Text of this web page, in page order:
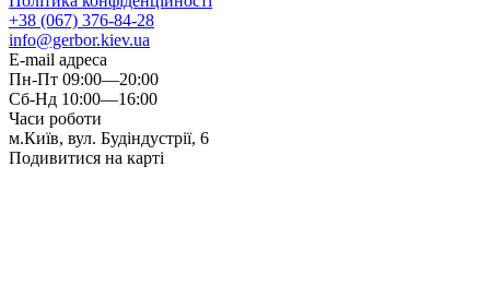
+38 (067) 376-84-28
info@gerbor.kiev.ua
E-mail адреса
Пн-Пт 09:00—20:00
Сб-Нд 10:00—16:00
Часи роботи
м.Київ, вул. Будіндустрії, 6
Подивитися на карті